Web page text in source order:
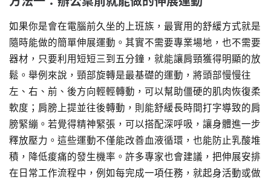
如果你是會在電腦前久坐的上班族，最實用的舒緩方式就是
隨時能做的簡單伸展運動。其實不需要專業場地，也不需要
器材，只要利用短短三到五分鐘，就能讓肩頸獲得明顯的放
鬆。舉例來說，頸部旋轉是最基礎的運動，將頭部慢慢往
左、右、前、後方向輕輕轉動，可以幫助僵硬的肌肉恢復柔
軟度；肩膀上提並往後轉動，則能舒緩長時間打字導致的肩
膀緊繃。若覺得精神緊張，可以搭配深呼吸，讓身體進一步
釋放壓力。這些運動不僅能改善血液循環，也能防止乳酸堆
積，降低痠痛的發生機率。許多專家也會建議，把伸展安排
在日常工作流程中，例如每完成一項任務，就起身活動或做